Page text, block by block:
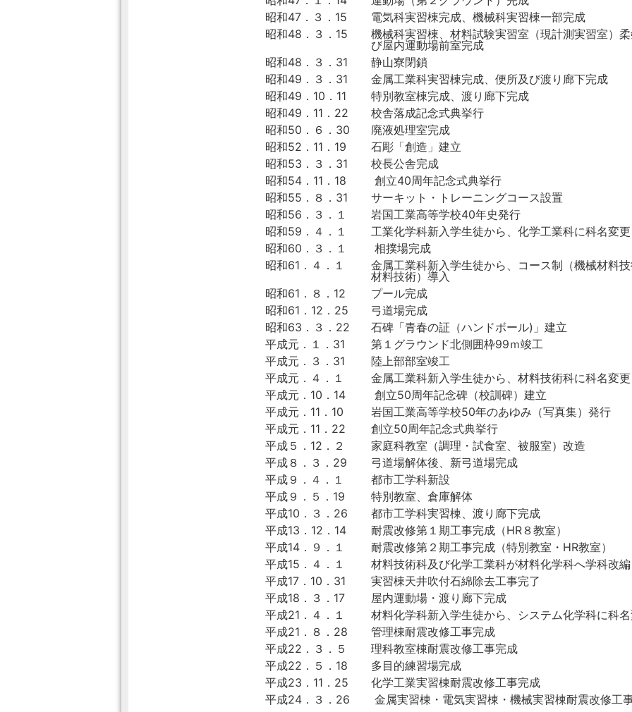
昭和47．３．15
電気科実習棟完成、機械科実習棟一部完成
昭和48．３．15
機械科実習棟、材料試験実習室（現計測実習室）
び屋内運動場前室完成
昭和48．３．31
静山寮閉鎖
昭和49．３．31
金属工業科実習棟完成、便所及び渡り廊下完成
昭和49．10．11
特別教室棟完成、渡り廊下完成
昭和49．11．22
校舎落成記念式典挙行
昭和50．６．30
廃液処理室完成
昭和52．11．19
石彫「創造」建立
昭和53．３．31
校長公舎完成
昭和54．11．18
創立40周年記念式典挙行
昭和55．８．31
サーキット・トレーニングコース設置
昭和56．３．１
岩国工業高等学校40年史発行
昭和59．４．１
工業化学科新入学生徒から、化学工業科に科名変更
昭和60．３．１
相撲場完成
昭和61．４．１
金属工業科新入学生徒から、コース制（機械材料
材料技術）導入
昭和61．８．12
プール完成
昭和61．12．25
弓道場完成
昭和63．３．22
石碑「青春の証（ハンドボール)」建立
平成元．１．31
第１グラウンド北側囲枠99ｍ竣工
平成元．３．31
陸上部部室竣工
平成元．４．１
金属工業科新入学生徒から、材料技術科に科名変更
平成元．10．14
創立50周年記念碑（校訓碑）建立
平成元．11．10
岩国工業高等学校50年のあゆみ（写真集）発行
平成元．11．22
創立50周年記念式典挙行
平成５．12．２
家庭科教室（調理・試食室、被服室）改造
平成８．３．29
弓道場解体後、新弓道場完成
平成９．４．１
都市工学科新設
平成９．５．19
特別教室、倉庫解体
平成10．３．26
都市工学科実習棟、渡り廊下完成
平成13．12．14
耐震改修第１期工事完成（HR８教室）
平成14．９．１
耐震改修第２期工事完成（特別教室・HR教室）
平成15．４．１
材料技術科及び化学工業科が材料化学科へ学科改編
平成17．10．31
実習棟天井吹付石綿除去工事完了
平成18．３．17
屋内運動場・渡り廊下完成
平成21．４．１
材料化学科新入学生徒から、システム化学科に科
平成21．８．28
管理棟耐震改修工事完成
平成22．３．５
理科教室棟耐震改修工事完成
平成22．５．18
多目的練習場完成
平成23．11．25
化学工業実習棟耐震改修工事完成
平成24．３．26
金属実習棟・電気実習棟・機械実習棟耐震改修工